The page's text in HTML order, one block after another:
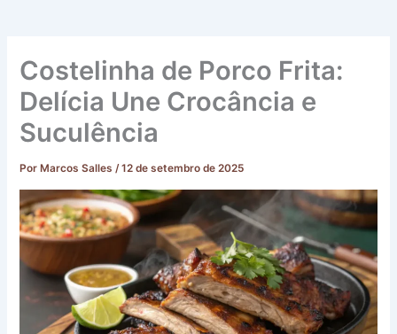
Costelinha de Porco Frita:
Delícia Une Crocância e
Suculência
Por Marcos Salles/12 de setembro de 2025